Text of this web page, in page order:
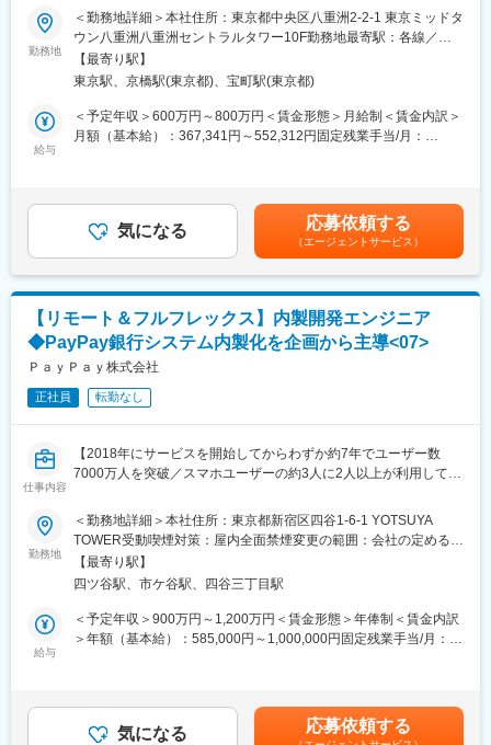
◎AI活用を含む各種開発プロジェクトの推進
◎小規模から大規模まで複数プロジェクトのマネジメント・支援
◎全体最適を踏まえたITソリューション、特にAI関連施策の企
画・設計
◎業務オペレーションの完全自動化を見据えた新たな仕組みづく
り
変更の範囲：会社の定める業務
暗号資産取引所「bitbank.cc」におけるシステム開発プロジェクト
マネージメント全般をお任せします。
■業務内容：
・プロジェクト計画
・プロジェクトスコープ・スケジュール・リスク管理
・ステークホールダーとの調整
・プロジェクト推進
・社内・社外レポーティング
■募集背景：
ナル集団であり、あらゆる価値をテクノロジを通して提供してお
ります。
現在、さらなる発展を目標に、「インターネットサービスとして
プロジェクトマネージメントをシステム部内で推進することにな
っております。そこで、システム部がコミットしているプロジェ
ロマネのプロフェッショナルからのエントリーをお待ちしており
ます。
■当社の特徴：
当社のミッションは「ビットコインの技術で、世界中にあらゆる
価値を流通させる」です。暗号資産交換業者として金融庁から正
式に認定されています。2021年9月には約75億円の資金調達も実
て初めてISMS認証を取得するなど、セキュリティレベルの高さも
強みです。
変更の範囲：会社の定める業務
勤務地
＜勤務地詳細＞本社住所：東京都中央区八重洲2-2-1 東京ミッドタ
ウン八重洲八重洲セントラルタワー10F勤務地最寄駅：各線／五
反田駅受動喫煙対策：屋内全面禁煙変更の範囲：会社の定める事
業所（リモートワーク含む）
【最寄り駅】
東京駅、京橋駅(東京都)、宝町駅(東京都)
給与
＜予定年収＞600万円～800万円＜賃金形態＞月給制＜賃金内訳＞
月額（基本給）：367,341円～552,312円固定残業手当/月：
業績賞与有賃金はあくまでも目安の金額であり、選考を通じて上
下する可能性があります。月給(月額)は固定手当を含めた表記で
気になる 応募依頼する
（エージェントサービス）
【リモート＆フルフレックス】内製開発エンジニア
◆PayPay銀行システム内製化を企画から主導<07>
ＰａｙＰａｙ株式会社
正社員 転勤なし
仕事内容
【2018年にサービスを開始してからわずか約7年でユーザー数
7000万人を突破／スマホユーザーの約3人に2人以上が利用してい
■募集背景：
事業成長に伴い、従業員数も急拡大しており、事業成長に向けた
組織体制の強化が急務とされています。
■配属部署
配属先組織は、次世代型コアバンキングシステムに関わるプロジ
ェクトをメインに進めています。
新しい組織なため自分たちで開発ルールや環境を一緒に作り出す
ことができます。
勤務地
＜勤務地詳細＞本社住所：東京都新宿区四谷1-6-1 YOTSUYA
TOWER受動喫煙対策：屋内全面禁煙変更の範囲：会社の定める事
業所（リモートワーク含む）
【最寄り駅】
四ツ谷駅、市ケ谷駅、四谷三丁目駅
給与
＜予定年収＞900万円～1,200万円＜賃金形態＞年俸制＜賃金内訳
＞年額（基本給）：585,000円～1,000,000円固定残業手当/月：
給与補足＞■賃金詳細：・年俸制（一部固定残業代含む）・経験、
スキル、業績、貢献度に応じ当社規定により決定・毎年1回見直
気になる 応募依頼する